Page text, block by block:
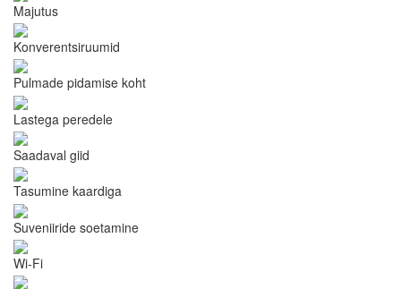
Majutus
Konverentsiruumid
Pulmade pidamise koht
Lastega peredele
Saadaval giid
Tasumine kaardiga
Suveniiride soetamine
Wi-Fi